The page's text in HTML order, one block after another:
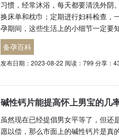
习惯，经常沐浴，每天都要清洗外阴
换床单和枕巾；定期进行妇科检查，
孕期间，这些生活上的小细节一定要
备孕百科
发布日期：2023-08-22 阅读：799 分享：
碱性钙片能提高怀上男宝的几
虽然现在已经提倡男女平等了，但还
愿以偿，那么市面上的碱性钙片是真